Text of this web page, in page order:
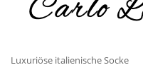
Luxuriöse italienische Socke